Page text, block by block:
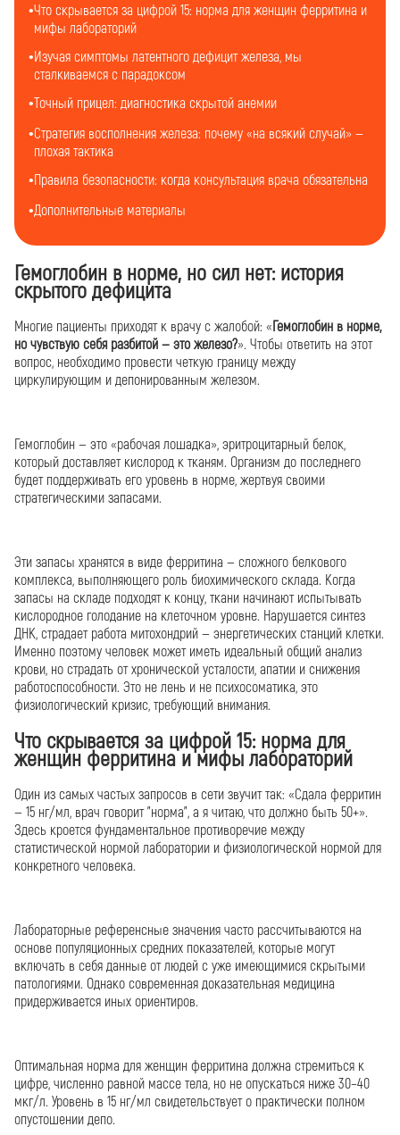
Что скрывается за цифрой 15: норма для женщин ферритина и
мифы лабораторий
Изучая симптомы латентного дефицит железа, мы
сталкиваемся с парадоксом
Точный прицел: диагностика скрытой анемии
Стратегия восполнения железа: почему «на всякий случай» —
плохая тактика
Правила безопасности: когда консультация врача обязательна
Дополнительные материалы
Гемоглобин в норме, но сил нет: история
скрытого дефицита
Многие пациенты приходят к врачу с жалобой: «Гемоглобин в норме,
но чувствую себя разбитой — это железо?». Чтобы ответить на этот
вопрос, необходимо провести четкую границу между
циркулирующим и депонированным железом.
Гемоглобин — это «рабочая лошадка», эритроцитарный белок,
который доставляет кислород к тканям. Организм до последнего
будет поддерживать его уровень в норме, жертвуя своими
стратегическими запасами.
Эти запасы хранятся в виде ферритина — сложного белкового
комплекса, выполняющего роль биохимического склада. Когда
запасы на складе подходят к концу, ткани начинают испытывать
кислородное голодание на клеточном уровне. Нарушается синтез
ДНК, страдает работа митохондрий — энергетических станций клетки.
Именно поэтому человек может иметь идеальный общий анализ
крови, но страдать от хронической усталости, апатии и снижения
работоспособности. Это не лень и не психосоматика, это
физиологический кризис, требующий внимания.
Что скрывается за цифрой 15: норма для
женщин ферритина и мифы лабораторий
Один из самых частых запросов в сети звучит так: «Сдала ферритин
— 15 нг/мл, врач говорит "норма", а я читаю, что должно быть 50+».
Здесь кроется фундаментальное противоречие между
статистической нормой лаборатории и физиологической нормой для
конкретного человека.
Лабораторные референсные значения часто рассчитываются на
основе популяционных средних показателей, которые могут
включать в себя данные от людей с уже имеющимися скрытыми
патологиями. Однако современная доказательная медицина
придерживается иных ориентиров.
Оптимальная норма для женщин ферритина должна стремиться к
цифре, численно равной массе тела, но не опускаться ниже 30–40
мкг/л. Уровень в 15 нг/мл свидетельствует о практически полном
опустошении депо.